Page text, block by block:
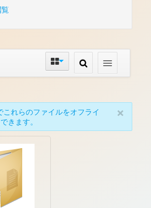
覧
×
これらのファイルをオフライ
きます。